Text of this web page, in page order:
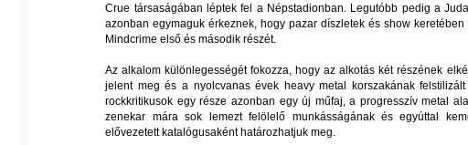
Crue társaságában léptek fel a Népstadionban. Legutóbb pedig a
azonban egymaguk érkeznek, hogy pazar díszletek és show
Mindcrime első és második részét.
Az alkalom különlegességét fokozza, hogy az alkotás két részének
jelent meg és a nyolcvanas évek heavy metal korszakának
rockkritikusok egy része azonban egy új műfaj, a progresszív metal
zenekar mára sok lemezt felölelő munkásságának és egyúttal
elővezetett katalógusaként határozhatjuk meg.